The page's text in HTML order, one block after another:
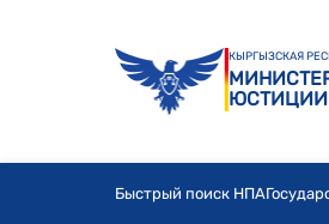
КЫРГЫЗСКАЯ
ЮСТИЦИИ
Быстрый поиск НПА